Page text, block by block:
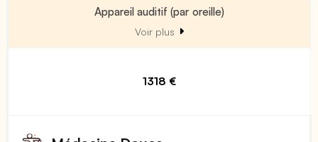
Appareil auditif (par oreille)
Voir plus
1318 €